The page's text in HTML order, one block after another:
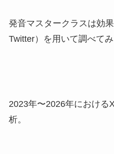
発音マスタークラスは効
Twitter）を用いて調べてみ
2023年〜2026年における
析。